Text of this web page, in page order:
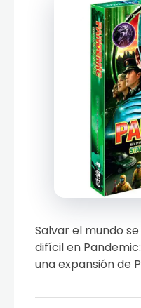
Salvar el mundo
difícil en
una expansión de